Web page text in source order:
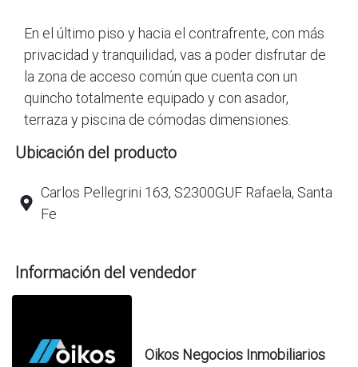
En el último piso y hacia el contrafrente, con más
privacidad y tranquilidad, vas a poder disfrutar de
la zona de acceso común que cuenta con un
quincho totalmente equipado y con asador,
terraza y piscina de cómodas dimensiones.
Ubicación del producto
Carlos Pellegrini 163, S2300GUF Rafaela, Santa
Fe
Información del vendedor
Oikos Negocios Inmobiliarios